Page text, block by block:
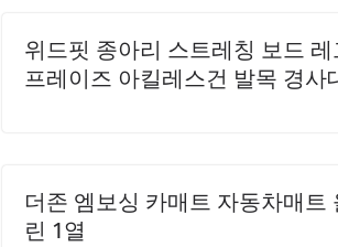
용이하여 이물질이 쉽게 제거됩니다. 울리..
위드핏 종아리 스트레칭 보드
프레이즈 아킬레스건 발목 경사
더존 엠보싱 카매트 자동차매트
린 1열